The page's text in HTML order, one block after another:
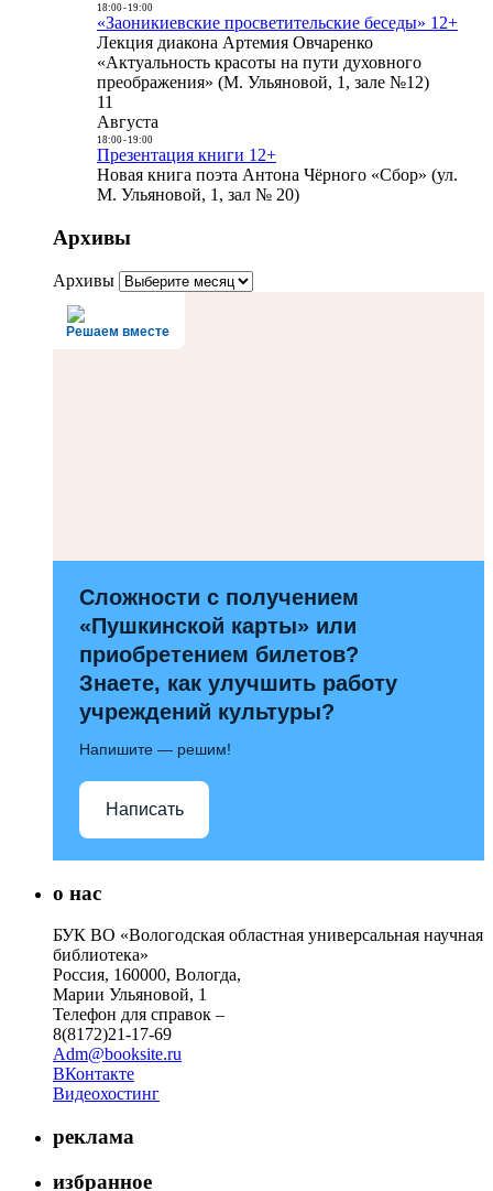
18:00- 19:00
«Заоникиевские просветительские беседы» 12+
Лекция диакона Артемия Овчаренко
«Актуальность красоты на пути духовного
преображения» (М. Ульяновой, 1, зале №12)
11
Августа
18:00- 19:00
Презентация книги 12+
Новая книга поэта Антона Чёрного «Сбор» (ул.
М. Ульяновой, 1, зал № 20)
Архивы
Архивы
Решаем вместе
Сложности с получением
«Пушкинской карты» или
приобретением билетов?
Знаете, как улучшить работу
учреждений культуры?
Напишите — решим!
Написать
о нас
БУК ВО «Вологодская областная универсальная научная
библиотека»
Россия, 160000, Вологда,
Марии Ульяновой, 1
Телефон для справок –
8(8172)21-17-69
Adm@booksite.ru
ВКонтакте
Видеохостинг
реклама
избранное